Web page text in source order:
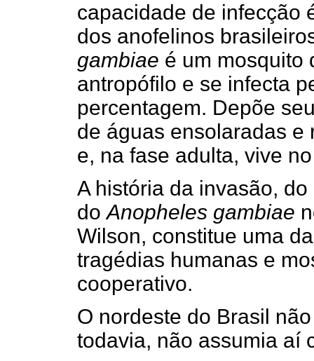
capacidade de infecção
dos anofelinos
gambiae é um mosquito
antropófilo e se infecta
percentagem. Depõe
de águas ensolaradas e
e, na fase adulta, vive
A história da invasão,
doAnopheles gambiae
Wilson, constitue uma
tragédias humanas e
cooperativo.
O nordeste do Brasil
todavia, não assumia aí